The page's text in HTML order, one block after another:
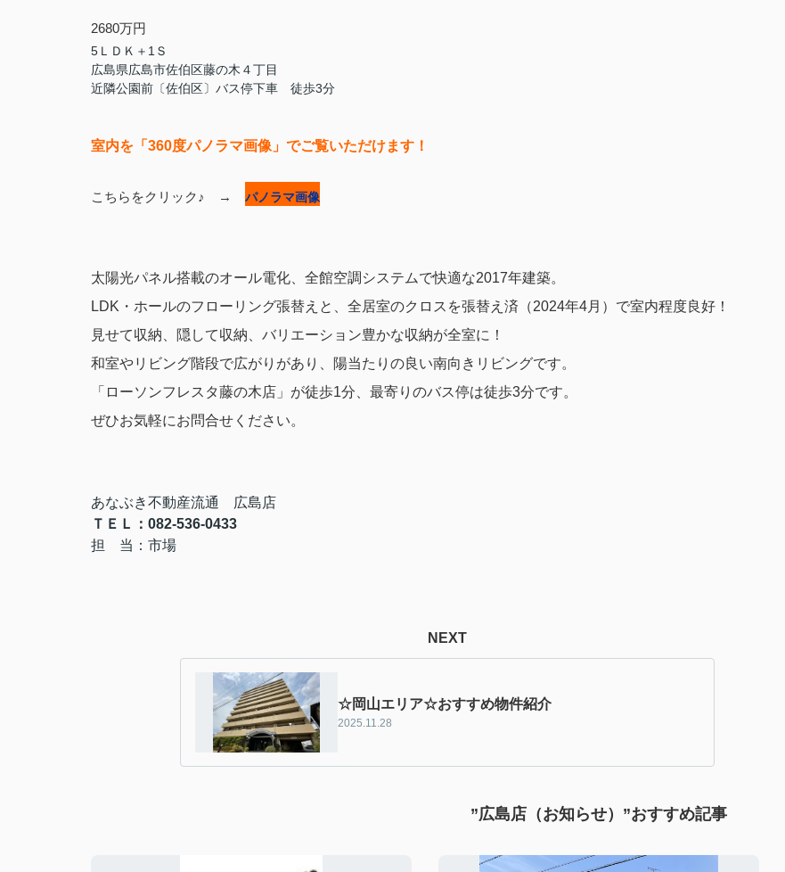
2680万円
5ＬＤＫ＋1Ｓ
広島県広島市佐伯区藤の木４丁目
近隣公園前〔佐伯区〕バス停下車 徒歩3分
室内を「360度パノラマ画像」でご覧いただけます！
こちらをクリック♪ → パノラマ画像
太陽光パネル搭載のオール電化、 全館空調システムで快適な2017年建築。
LDK・ホールのフローリング張替えと、全居室のクロスを張替え済（2024年4月）で室内程度良好！
見せて収納、隠して収納、バリエーション豊かな収納が全室に！
和室やリビング階段で広がりがあり、陽当たりの良い南向きリビングです。
「ローソンフレスタ藤の木店」が徒歩1分、最寄りのバス停は徒歩3分です。
ぜひお気軽にお問合せください。
あなぶき不動産流通 広島店
ＴＥＬ：082-536-0433
担 当：市場
NEXT
☆岡山エリア☆おすすめ物件紹介
2025.11.28
”広島店（お知らせ）”おすすめ記事